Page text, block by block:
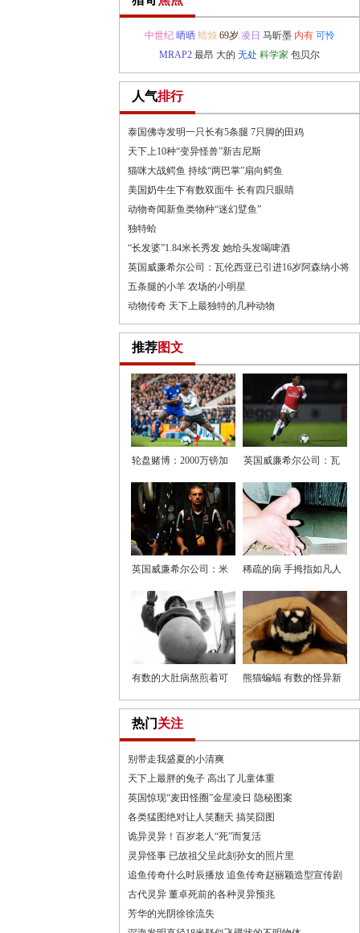
中世纪 晒晒 蜡烛 69岁 凌日 马昕墨 内有 可怜
MRAP2 最昂 大的 无处 科学家 包贝尔
人气排行
泰国佛寺发明一只长有5条腿 7只脚的田鸡
天下上10种“变异怪兽”新吉尼斯
猫咪大战鳄鱼 持续“两巴掌”扇向鳄鱼
美国奶牛生下有数双面牛 长有四只眼睛
动物奇闻新鱼类物种“迷幻躄鱼”
独特蛤
“长发婆”1.84米长秀发 她给头发喝啤酒
英国威廉希尔公司：瓦伦西亚已引进16岁阿森纳小将
五条腿的小羊 农场的小明星
动物传奇 天下上最独特的几种动物
推荐图文
轮盘赌博：2000万镑加
浮动，
英国威廉希尔公司：瓦
伦西亚
英国威廉希尔公司：米
稀疏的病 手拇指如凡人
的腕
有数的大肚病熬煎着可
怜的小
熊猫蝙蝠 有数的怪异新
型物
热门 关注
别带走我盛夏的小清爽
天下上最胖的兔子 高出了儿童体重
英国惊现“麦田怪圈”金星凌日 隐秘图案
各类猛图绝对让人笑翻天 搞笑囧图
诡异灵异！百岁老人“死”而复活
灵异怪事 已故祖父呈此刻孙女的照片里
追鱼传奇什么时辰播放 追鱼传奇赵丽颖造型宣传剧
古代灵异 董卓死前的各种灵异预兆
芳华的光阴徐徐流失